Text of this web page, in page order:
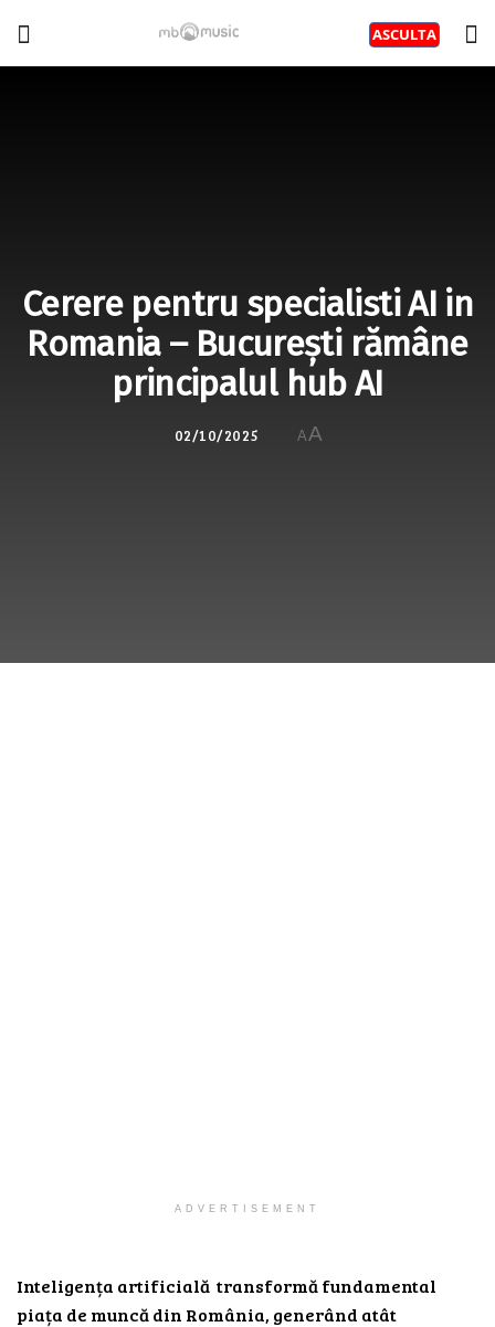
Cerere pentru specialisti AI in
Romania – București rămâne
principalul hub AI
02/10/2025 A A
ADVERTISEMENT
Inteligența artificială transformă fundamental
piața de muncă din România, generând atât